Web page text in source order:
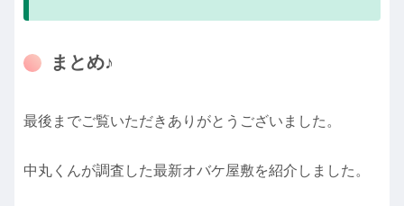
まとめ♪
最後までご覧いただきありがとうございました。
中丸くんが調査した最新オバケ屋敷を紹介しました。